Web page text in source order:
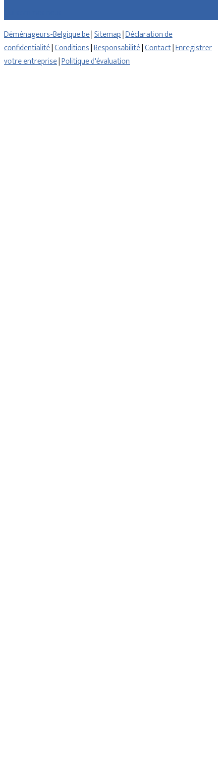
Déménageurs-Belgique.be|Sitemap|Déclaration de
confidentialité|Conditions|Responsabilité|Contact|Enregistrer
votre entreprise|Politique d'évaluation